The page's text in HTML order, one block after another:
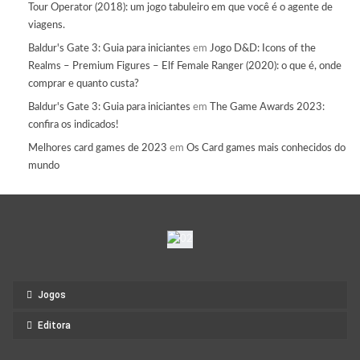
Tour Operator (2018): um jogo tabuleiro em que você é o agente de
viagens.
Baldur's Gate 3: Guia para iniciantes em Jogo D&D: Icons of the
Realms – Premium Figures – Elf Female Ranger (2020): o que é, onde
comprar e quanto custa?
Baldur's Gate 3: Guia para iniciantes em
The Game Awards 2023:
confira os indicados!
Melhores card games de 2023 em Os Card games mais conhecidos do
mundo
Jogos
Editora